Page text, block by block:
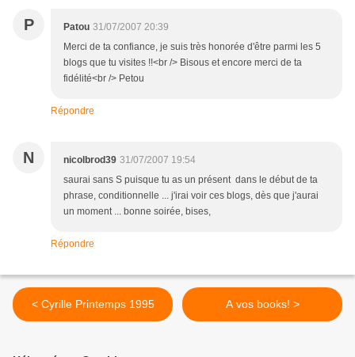
P Patou 31/07/2007 20:39
Merci de ta confiance, je suis très honorée d'être parmi les 5
blogs que tu visites !!<br /> Bisous et encore merci de ta
fidélité<br /> Petou
Répondre
N nicolbrod39 31/07/2007 19:54
saurai sans S puisque tu as un présent dans le début de ta
phrase, conditionnelle ... j'irai voir ces blogs, dès que j'aurai
un moment ... bonne soirée, bises,
Répondre
< Cyrille Printemps 1995 A vos books! >